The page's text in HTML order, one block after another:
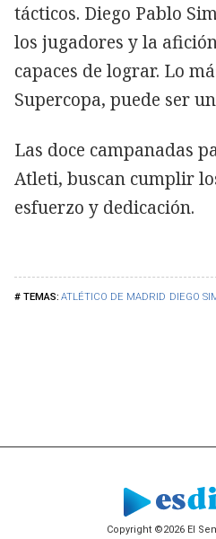
ATLÉTICO DE MADRID DIEGO
tácticos. Diego Pablo
los jugadores y la
capaces de lograr. Lo
Supercopa, puede ser
Las doce campanadas
Atleti, buscan cumplir
esfuerzo y dedicación.
Copyright ©2026 El